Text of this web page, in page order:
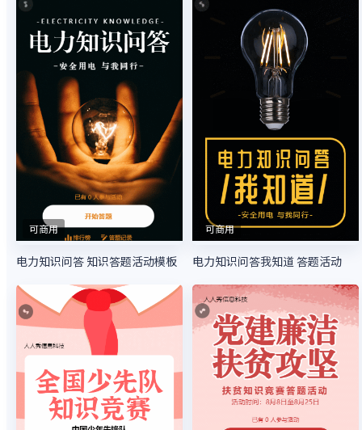
可商用
电力知识问答 知识答题活动模板
可商用
电力知识问答我知道 答题活动